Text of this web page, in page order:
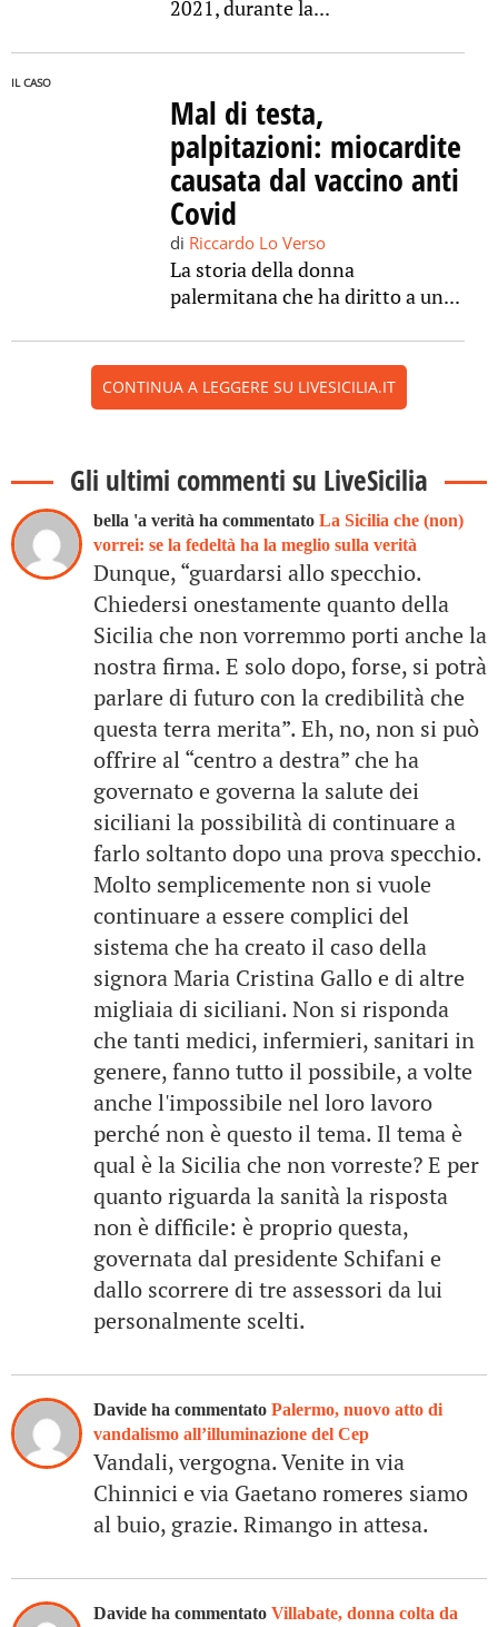
2021, durante la...
IL CASO
Mal di testa,
palpitazioni: miocardite
causata dal vaccino anti
Covid
di Riccardo Lo Verso
La storia della donna
palermitana che ha diritto a un...
CONTINUA A LEGGERE SU LIVESICILIA.IT
Gli ultimi commenti su LiveSicilia
bella 'a verità ha commentato La Sicilia che (non)
vorrei: se la fedeltà ha la meglio sulla verità
Dunque, “guardarsi allo specchio.
Chiedersi onestamente quanto della
Sicilia che non vorremmo porti anche la
nostra firma. E solo dopo, forse, si potrà
parlare di futuro con la credibilità che
questa terra merita”. Eh, no, non si può
offrire al “centro a destra” che ha
governato e governa la salute dei
siciliani la possibilità di continuare a
farlo soltanto dopo una prova specchio.
Molto semplicemente non si vuole
continuare a essere complici del
sistema che ha creato il caso della
signora Maria Cristina Gallo e di altre
migliaia di siciliani. Non si risponda
che tanti medici, infermieri, sanitari in
genere, fanno tutto il possibile, a volte
anche l'impossibile nel loro lavoro
perché non è questo il tema. Il tema è
qual è la Sicilia che non vorreste? E per
quanto riguarda la sanità la risposta
non è difficile: è proprio questa,
governata dal presidente Schifani e
dallo scorrere di tre assessori da lui
personalmente scelti.
Davide ha commentato Palermo, nuovo atto di
vandalismo all’illuminazione del Cep
Vandali, vergogna. Venite in via
Chinnici e via Gaetano romeres siamo
al buio, grazie. Rimango in attesa.
Davide ha commentato Villabate, donna colta da